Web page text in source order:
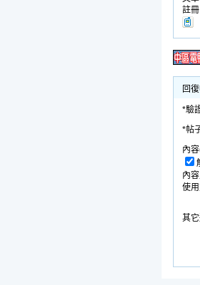
註冊
回
*驗
*帖
內
內
使
其